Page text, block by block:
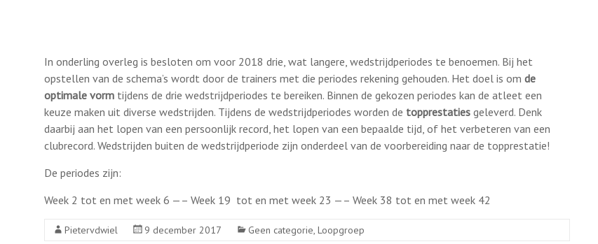
In onderling overleg is besloten om voor 2018 drie, wat langere, wedstrijdperiodes te benoemen. Bij het
opstellen van de schema’s wordt door de trainers met die periodes rekening gehouden. Het doel is om de
optimale vorm tijdens de drie wedstrijdperiodes te bereiken. Binnen de gekozen periodes kan de atleet een
keuze maken uit diverse wedstrijden. Tijdens de wedstrijdperiodes worden de topprestaties geleverd. Denk
daarbij aan het lopen van een persoonlijk record, het lopen van een bepaalde tijd, of het verbeteren van een
clubrecord. Wedstrijden buiten de wedstrijdperiode zijn onderdeel van de voorbereiding naar de topprestatie!
De periodes zijn:
Week 2 tot en met week 6 —– Week 19 tot en met week 23 —– Week 38 tot en met week 42
Pietervdwiel 9 december 2017 Geen categorie, Loopgroep